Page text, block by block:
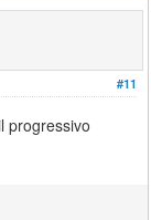
#11
progressivo